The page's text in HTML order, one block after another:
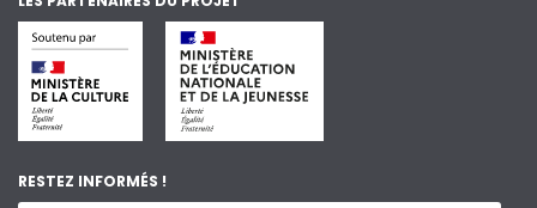
RESTEZ INFORMÉS !